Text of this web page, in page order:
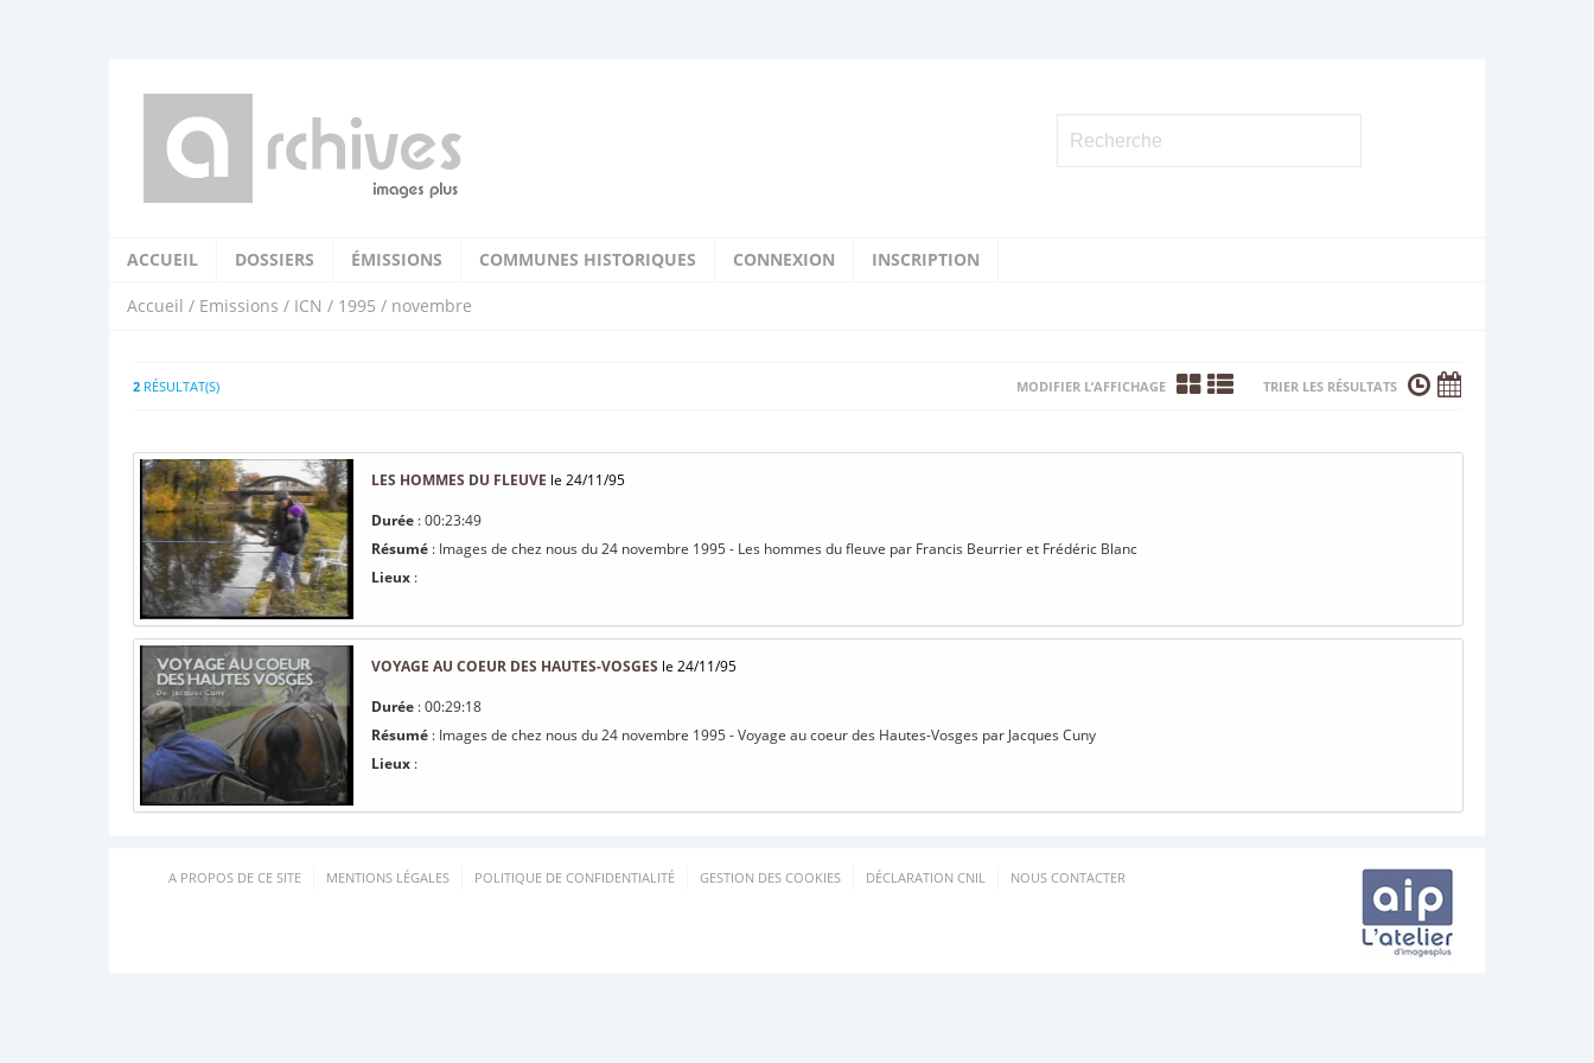
ACCUEIL DOSSIERS ÉMISSIONS COMMUNES HISTORIQUES CONNEXION INSCRIPTION
Accueil / Emissions / ICN / 1995 / novembre
2 RÉSULTAT(S) TRIER LES RÉSULTATS
MODIFIER L’AFFICHAGE
LES HOMMES DU FLEUVE le 24/11/95
Durée : 00:23:49
Résumé : Images de chez nous du 24 novembre 1995 - Les hommes du fleuve par Francis Beurrier et Frédéric Blanc
Lieux :
VOYAGE AU COEUR DES HAUTES-VOSGES le 24/11/95
Durée : 00:29:18
Résumé : Images de chez nous du 24 novembre 1995 - Voyage au coeur des Hautes-Vosges par Jacques Cuny
Lieux :
A PROPOS DE CE SITE MENTIONS LÉGALES POLITIQUE DE CONFIDENTIALITÉ GESTION DES COOKIES DÉCLARATION CNIL NOUS CONTACTER